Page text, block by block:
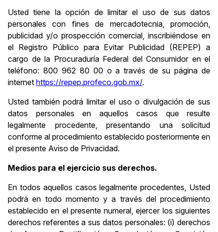
Usted tiene la opción de limitar el uso de sus datos
personales con fines de mercadotecnia, promoción,
publicidad y/o prospección comercial, inscribiéndose en
el Registro Público para Evitar Publicidad (REPEP) a
cargo de la Procuraduría Federal del Consumidor en el
teléfono: 800 962 80 00 o a través de su página de
internet https://repep.profeco.gob.mx/.
Usted también podrá limitar el uso o divulgación de sus
datos personales en aquellos casos que resulte
legalmente procedente, presentando una solicitud
conforme al procedimiento establecido posteriormente en
el presente Aviso de Privacidad.
Medios para el ejercicio sus derechos.
En todos aquellos casos legalmente procedentes, Usted
podrá en todo momento y a través del procedimiento
establecido en el presente numeral, ejercer los siguientes
derechos referentes a sus datos personales: (i) derechos